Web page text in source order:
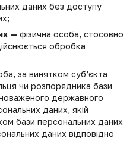
даних без доступу
— фізична особа, стосовно
обробка
за винятком суб’єкта
чи розпорядника бази
державного
даних, якій
бази персональних даних
даних відповідно